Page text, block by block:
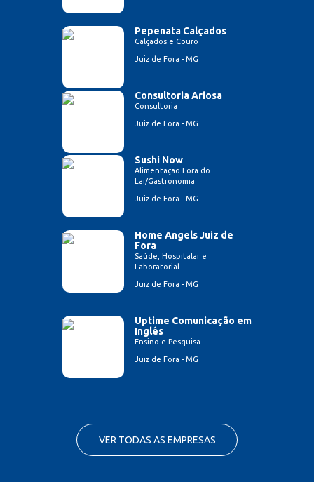
Pepenata Calçados
Calçados e Couro
Juiz de Fora - MG
Consultoria Ariosa
Consultoria
Juiz de Fora - MG
Sushi Now
Alimentação Fora do
Lar/Gastronomia
Juiz de Fora - MG
Home Angels Juiz de
Fora
Saúde, Hospitalar e
Laboratorial
Juiz de Fora - MG
Uptime Comunicação em
Inglês
Ensino e Pesquisa
Juiz de Fora - MG
VER TODAS AS EMPRESAS